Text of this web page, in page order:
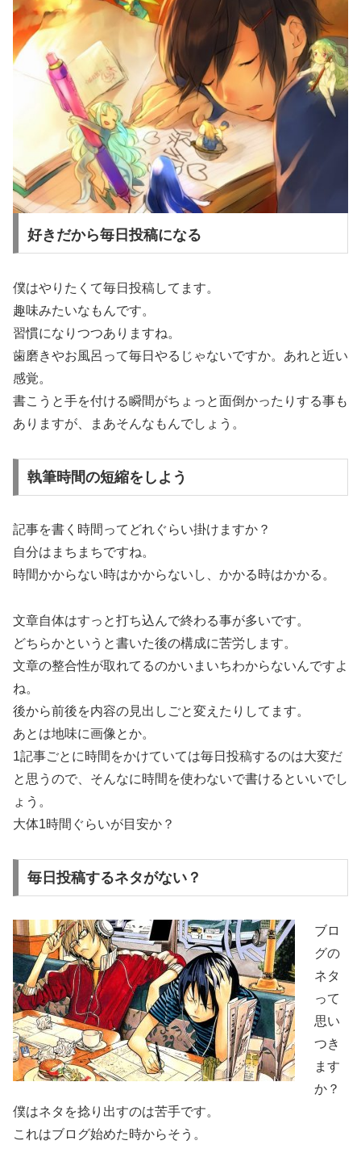
好きだから毎日投稿になる
僕はやりたくて毎日投稿してます。
趣味みたいなもんです。
習慣になりつつありますね。
歯磨きやお風呂って毎日やるじゃないですか。あれと近い
感覚。
書こうと手を付ける瞬間がちょっと面倒かったりする事も
ありますが、まあそんなもんでしょう。
執筆時間の短縮をしよう
記事を書く時間ってどれぐらい掛けますか？
自分はまちまちですね。
時間かからない時はかからないし、かかる時はかかる。
文章自体はすっと打ち込んで終わる事が多いです。
どちらかというと書いた後の構成に苦労します。
文章の整合性が取れてるのかいまいちわからないんですよ
ね。
後から前後を内容の見出しごと変えたりしてます。
あとは地味に画像とか。
1記事ごとに時間をかけていては毎日投稿するのは大変だ
と思うので、そんなに時間を使わないで書けるといいでし
ょう。
大体1時間ぐらいが目安か？
毎日投稿するネタがない？
ブロ
グの
ネタ
って
思い
つき
ます
か？
僕はネタを捻り出すのは苦手です。
これはブログ始めた時からそう。